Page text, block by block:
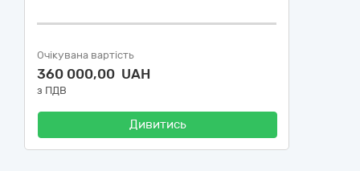
Очікувана вартість
360 000,00 UAH
з ПДВ
Дивитись